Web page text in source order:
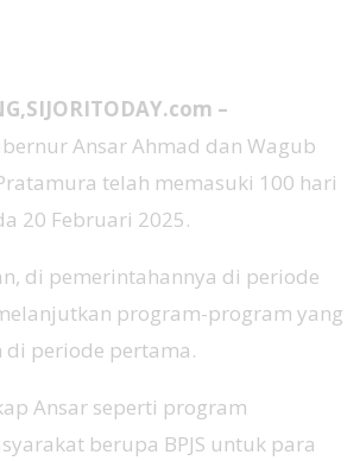
–
Ansar Ahmad dan Wagub
telah memasuki 100 hari
20 Februari 2025.
di pemerintahannya di periode
program-program yang
periode pertama.
Ansar seperti program
berupa BPJS untuk para